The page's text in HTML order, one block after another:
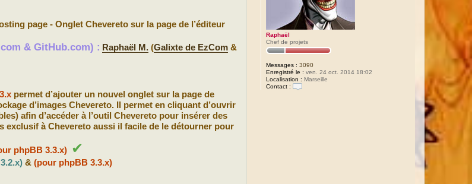
Raphaël
Chef de projets
Messages : 3090
Enregistré le : ven. 24 oct. 2014 18:02
Localisation : Marseille
Contact :
page - Onglet Chevereto sur la page de l’éditeur
& GitHub.com) : Raphaël M. (Galixte de EzCom &
permet d’ajouter un nouvel onglet sur la page de
d’images Chevereto. Il permet en cliquant d’ouvrir
afin d’accéder à l’outil Chevereto pour insérer des
exclusif à Chevereto aussi il facile de le détourner pour
phpBB 3.3.x) ✔
&(pour phpBB 3.3.x)